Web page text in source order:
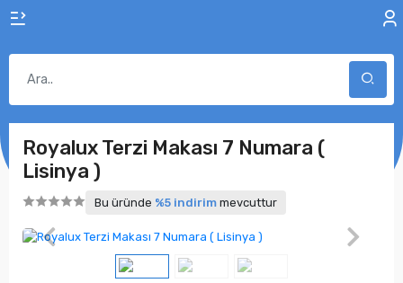
Royalux Terzi Makası 7 Numara (
Lisinya )
Bu üründe %5 indirim mevcuttur